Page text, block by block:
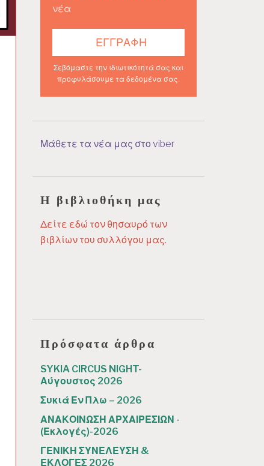
νέα
Σεβόμαστε την ιδιωτικότητά σας και
προφυλάσουμε τα δεδομένα σας.
Μάθετε τα νέα μας στο viber
Η βιβλιοθήκη μας
Δείτε εδώ τον θησαυρό των
βιβλίων του συλλόγου μας.
Πρόσφατα άρθρα
SYKIA CIRCUS NIGHT-
Αύγουστος 2026
Συκιά Εν Πλω – 2026
ΑΝΑΚΟΙΝΩΣΗ ΑΡΧΑΙΡΕΣΙΩΝ -
(Εκλογές)-2026
ΓΕΝΙΚΗ ΣΥΝΕΛΕΥΣΗ &
ΕΚΛΟΓΕΣ 2026